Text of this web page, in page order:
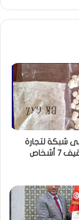
شبكة لتجارة
أشخاص